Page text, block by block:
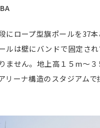
にロープ型旗ポールを37
ルは壁にバンドで固定さ
ません。地上高１５m～
リーナ構造のスタジアム